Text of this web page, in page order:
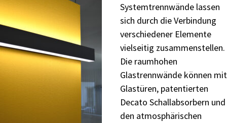
Systemtrennwände lassen
sich durch dieVerbindung
verschiedener Elemente
vielseitig zusammenstellen.
Die raumhohen
Glastrennwände können mit
Glastüren, patentierten
Decato Schallabsorbern und
den atmosphärischen